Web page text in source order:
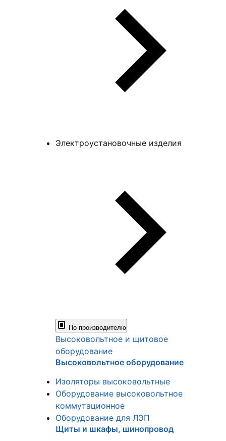
Электроустановочные изделия
По производителю
Высоковольтное и щитовое
оборудование
Высоковольтное оборудование
Изоляторы высоковольтные
Оборудование высоковольтное
коммутационное
Оборудование для ЛЭП
Щиты и шкафы, шинопровод